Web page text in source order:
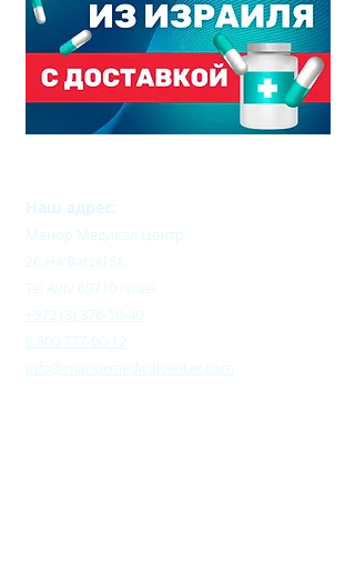
Наш адрес:
Манор Медикал Центр
26 Ha'Barzel St.
Tel Aviv 69710 Israel
+972 (3) 376-10-40
8 800 777-00-12
info@manormedicalcenter.com